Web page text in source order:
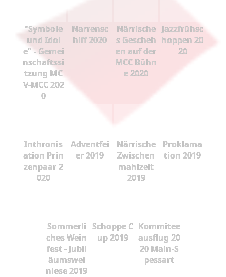
"Symbole
und Idol
e" - Gemei
nschaftssi
tzung MC
V-MCC 202
0
Narrensc
hiff 2020
Närrische
s Gescheh
en auf der
MCC Bühn
e 2020
Jazzfrühsc
hoppen 20
20
Inthronis
ation Prin
zenpaar 2
020
Adventfei
er 2019
Närrische
Zwischen
mahlzeit
2019
Proklama
tion 2019
Sommerli
ches Wein
fest - Jubil
äumswei
nlese 2019
Schoppe C
up 2019
Kommitee
ausflug 20
20 Main-S
pessart